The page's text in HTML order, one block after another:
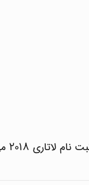
می باشد.